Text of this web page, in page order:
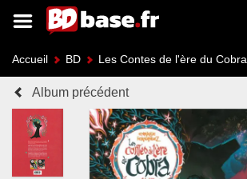
Accueil BD Les Contes de l'ère du Cobra
Album précédent